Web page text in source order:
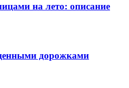
на лето: описание
дорожками